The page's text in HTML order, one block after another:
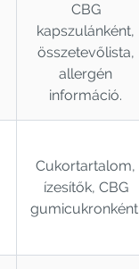
CBG
kapszulánként,
összetevőlista,
allergén
információ.
Cukortartalom,
ízesítők, CBG